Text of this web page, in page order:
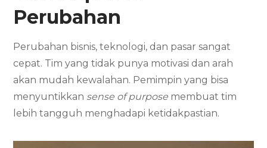
Perubahan
Perubahan bisnis, teknologi, dan pasar sangat
cepat. Tim yang tidak punya motivasi dan arah
akan mudah kewalahan. Pemimpin yang bisa
menyuntikkan sense of purpose membuat tim
lebih tangguh menghadapi ketidakpastian.